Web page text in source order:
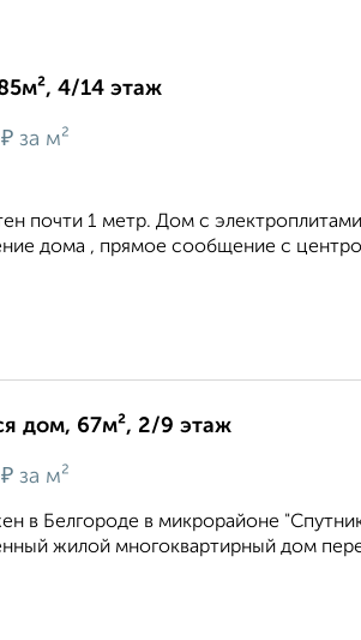
4/14 этаж
₽ за м²
почти 1 метр. Дом с
дома , прямое сообщение с
дом, 67м², 2/9 этаж
₽ за м²
в Белгороде в микрорайоне
жилой многоквартирный дом